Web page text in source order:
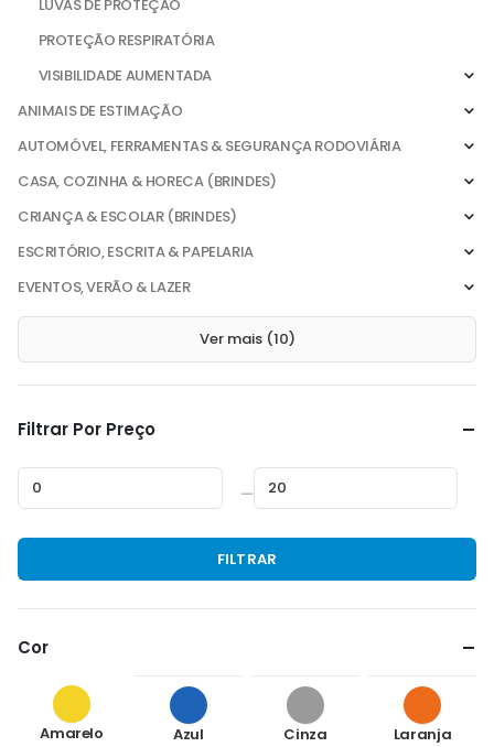
LUVAS DE PROTEÇÃO
PROTEÇÃO RESPIRATÓRIA
VISIBILIDADE AUMENTADA
ANIMAIS DE ESTIMAÇÃO
AUTOMÓVEL, FERRAMENTAS & SEGURANÇA RODOVIÁRIA
CASA, COZINHA & HORECA (BRINDES)
CRIANÇA & ESCOLAR (BRINDES)
ESCRITÓRIO, ESCRITA & PAPELARIA
EVENTOS, VERÃO & LAZER
Ver mais (10)
Filtrar Por Preço
Preço
Preço
—
FILTRAR
Cor
Amarelo Azul Cinza Laranja